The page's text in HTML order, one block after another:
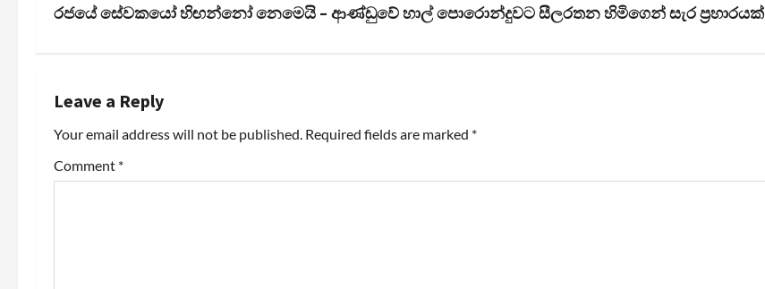
s
n
a
v
රජයේ සේවකයෝ හිඟන්නෝ නෙමෙයි – ආණ්ඩුවේ හාල් පොරොන්දුවට සීලරතන හිමිගෙන් සැර ප්‍රහාරයක්
Leave a Reply
Your email address will not be published. Required fields are marked *
Comment *